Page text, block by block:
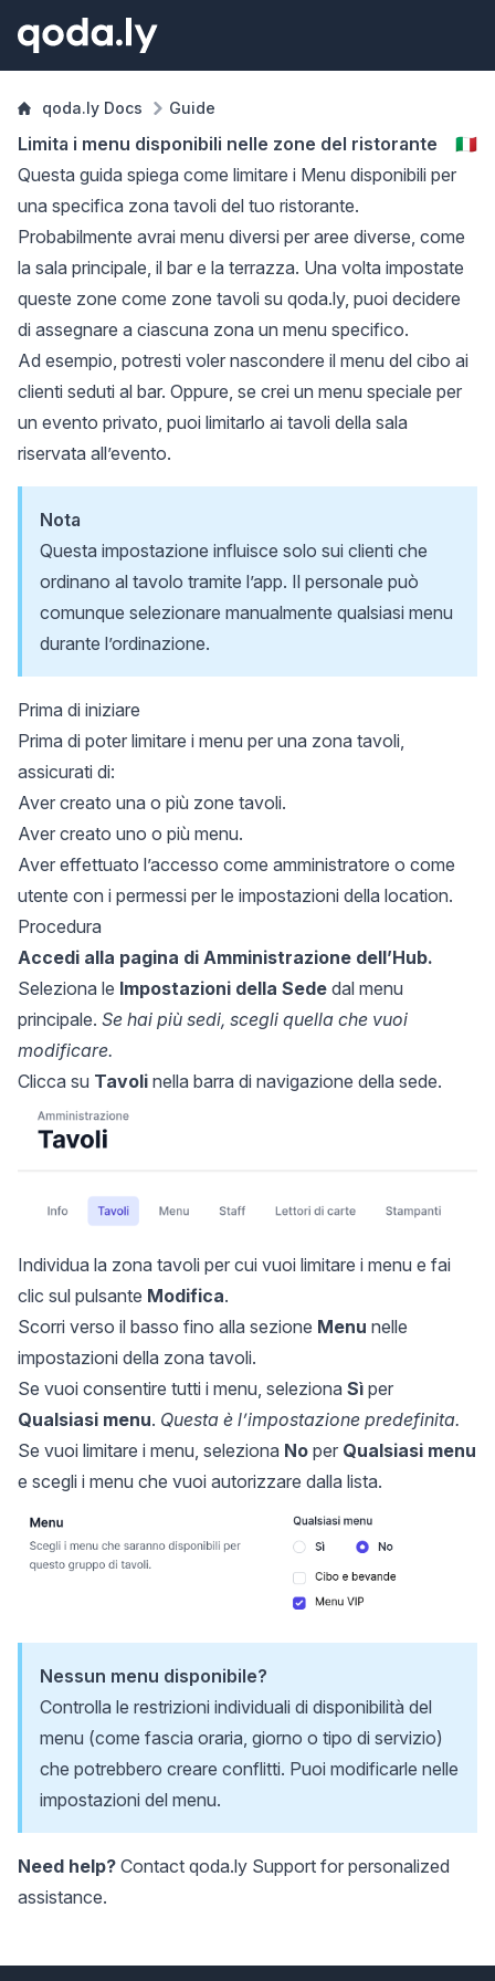
qoda.ly Docs Guide
Limita i menu disponibili nelle zone del ristorante
🇮🇹
Questa guida spiega come limitare i Menu disponibili per
una specifica zona tavoli del tuo ristorante.
Probabilmente avrai menu diversi per aree diverse, come
la sala principale, il bar e la terrazza. Una volta impostate
queste zone come zone tavoli su qoda.ly, puoi decidere
di assegnare a ciascuna zona un menu specifico.
Ad esempio, potresti voler nascondere il menu del cibo ai
clienti seduti al bar. Oppure, se crei un menu speciale per
un evento privato, puoi limitarlo ai tavoli della sala
riservata all’evento.
Nota
Questa impostazione influisce solo sui clienti che
ordinano al tavolo tramite l’app. Il personale può
comunque selezionare manualmente qualsiasi menu
durante l’ordinazione.
Prima di iniziare
Prima di poter limitare i menu per una zona tavoli,
assicurati di:
Aver creato una o più zone tavoli.
Aver creato uno o più menu.
Aver effettuato l’accesso come amministratore o come
utente con i permessi per le impostazioni della location.
Procedura
Accedi alla pagina di Amministrazione dell’Hub.
Seleziona le Impostazioni della Sede dal menu
principale. Se hai più sedi, scegli quella che vuoi
modificare.
Clicca su Tavoli nella barra di navigazione della sede.
Individua la zona tavoli per cui vuoi limitare i menu e fai
clic sul pulsante Modifica.
Scorri verso il basso fino alla sezione Menu nelle
impostazioni della zona tavoli.
Se vuoi consentire tutti i menu, seleziona Sì per
Qualsiasi menu. Questa è l’impostazione predefinita.
Se vuoi limitare i menu, seleziona No per Qualsiasi menu
e scegli i menu che vuoi autorizzare dalla lista.
Nessun menu disponibile?
Controlla le restrizioni individuali di disponibilità del
menu (come fascia oraria, giorno o tipo di servizio)
che potrebbero creare conflitti. Puoi modificarle nelle
impostazioni del menu.
Need help? Contact qoda.ly Support for personalized
assistance.